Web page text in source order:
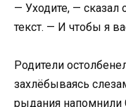
— Уходите, — сказал
текст. — И чтобы я
Родители
захлёбываясь
рыдания напомнили